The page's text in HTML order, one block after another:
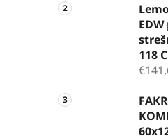
118